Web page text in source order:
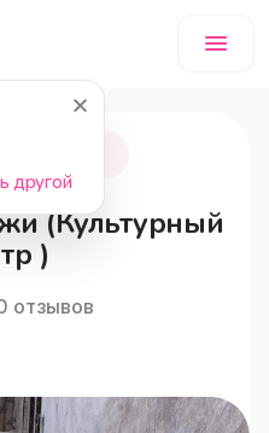
другой
(Культурный
)
отзывов